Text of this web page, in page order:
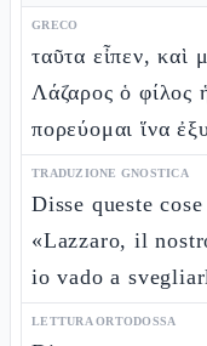
GRECO
ταῦτα εἶπεν, καὶ
Λάζαρος ὁ φίλος
πορεύομαι ἵνα
TRADUZIONE GNOSTICA
Disse queste
«Lazzaro, il
io vado a
LETTURA ORTODOSSA